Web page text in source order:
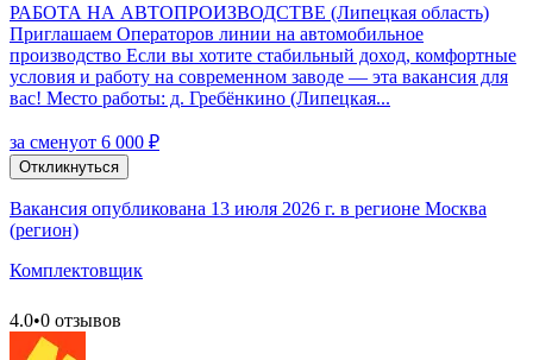
РАБОТА НА АВТОПРОИЗВОДСТВЕ (Липецкая область)
Приглашаем Операторов линии на автомобильное
производство Если вы хотите стабильный доход, комфортные
условия и работу на современном заводе — эта вакансия для
вас! Место работы: д. Гребёнкино (Липецкая...
за сменуот 6 000 ₽
Откликнуться
Вакансия опубликована 13 июля 2026 г. в регионе Москва
(регион)
Комплектовщик
4.0•0 отзывов